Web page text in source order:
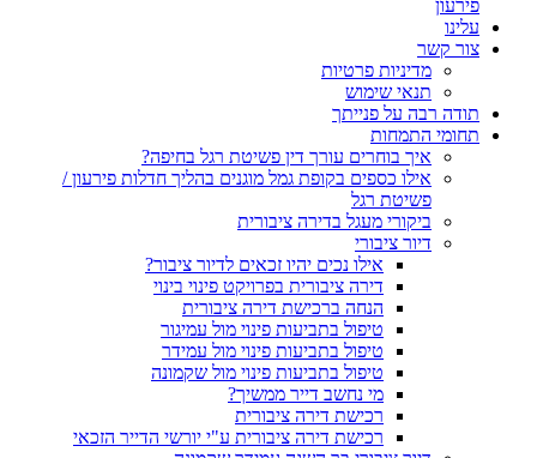
פירעון
עלינו
צור קשר
מדיניות פרטיות
תנאי שימוש
תודה רבה על פנייתך
תחומי התמחות
איך בוחרים עורך דין פשיטת רגל בחיפה?
אילו כספים בקופת גמל מוגנים בהליך חדלות פירעון /
פשיטת רגל
ביקורי מעגל בדירה ציבורית
דיור ציבורי
אילו נכים יהיו זכאים לדיור ציבור?
דירה ציבורית בפרויקט פינוי בינוי
הנחה ברכישת דירה ציבורית
טיפול בתביעות פינוי מול עמיגור
טיפול בתביעות פינוי מול עמידר
טיפול בתביעות פינוי מול שקמונה
מי נחשב דייר ממשיך?
רכישת דירה ציבורית
רכישת דירה ציבורית ע"י יורשי הדייר הזכאי